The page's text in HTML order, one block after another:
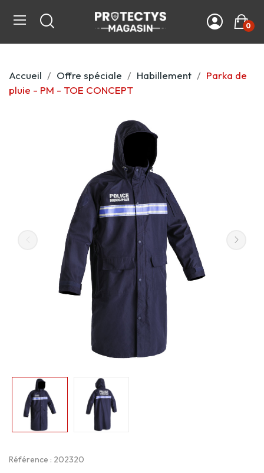
0
Accueil Offre spéciale Habillement
Parka de
pluie - PM - TOE CONCEPT
Référence : 202320